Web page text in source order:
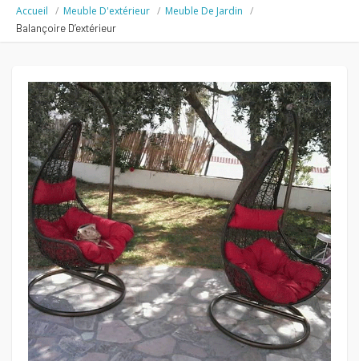
Accueil Meuble D'extérieur Meuble De Jardin
Balançoire D’extérieur